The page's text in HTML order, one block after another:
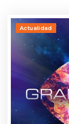
Actualidad